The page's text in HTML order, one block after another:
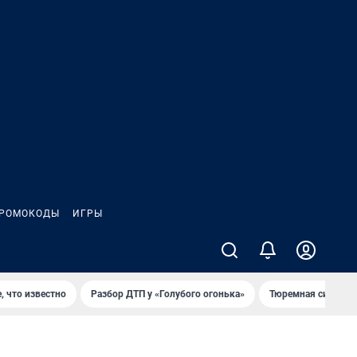
ИГРЫ
что известно Разбор ДТП у «Голубого огонька» Тюремная